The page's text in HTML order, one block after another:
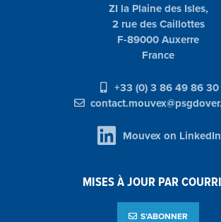
ZI la Plaine des Isles,
2 rue des Caillottes
F-89000 Auxerre
France
+33 (0) 3 86 49 86 30
Mouvex on LinkedIn
MISES À JOUR PAR
S’ABONNER